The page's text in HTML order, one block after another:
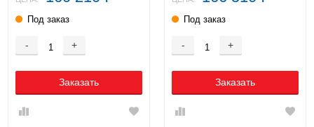
Под заказ
- +
Заказать
Под заказ
- +
Заказать